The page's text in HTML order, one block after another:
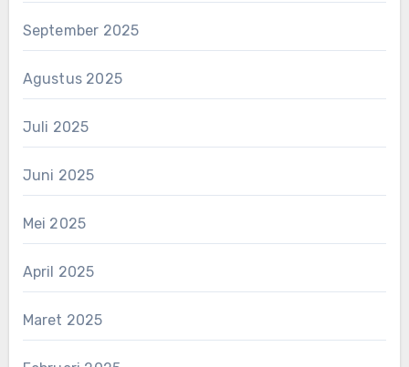
September 2025
Agustus 2025
Juli 2025
Juni 2025
Mei 2025
April 2025
Maret 2025